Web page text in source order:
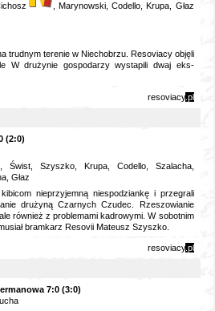
, Marynowski, Codello, Krupa, Głaz
trudnym terenie w Niechobrzu. Resoviacy objęli
W drużynie gospodarzy wystapili dwaj eks-
resoviacy.pl
(2:0)
Świst, Szyszko, Krupa, Codello, Szalacha,
Głaz
nieprzyjemną niespodziankę i przegrali
drużyną Czarnych Czudec. Rzeszowianie
również z problemami kadrowymi. W sobotnim
bramkarz Resovii Mateusz Szyszko.
resoviacy.pl
7:0 (3:0)